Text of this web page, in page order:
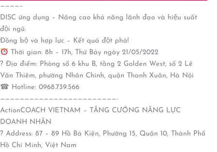
————–
DISC ứng dụng – Nâng cao khả năng lãnh đạo và hiệu suất
đội ngũ.
Đồng bộ và hợp lực – Kết quả đột phá!
Thời gian: 8h – 17h, Thứ Bảy ngày 21/05/2022
? Địa điểm: Phòng số 6 khu B, tầng 2 Golden West, số 2 Lê
Văn Thiêm, phường Nhân Chính, quận Thanh Xuân, Hà Nội
☎ Hotline: 0968.739.566
————————————————————————-
ActionCOACH VIETNAM – TĂNG CƯỜNG NĂNG LỰC
DOANH NHÂN
? Address: 87 – 89 Hồ Bá Kiện, Phường 15, Quận 10, Thành Phố
Hồ Chí Minh, Việt Nam